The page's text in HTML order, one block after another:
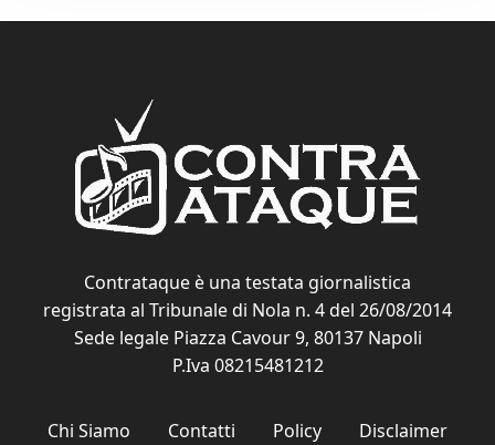
Contrataque è una testata giornalistica
registrata al Tribunale di Nola n. 4 del 26/08/2014
Sede legale Piazza Cavour 9, 80137 Napoli
P.Iva 08215481212
Chi Siamo Contatti Policy
Disclaimer